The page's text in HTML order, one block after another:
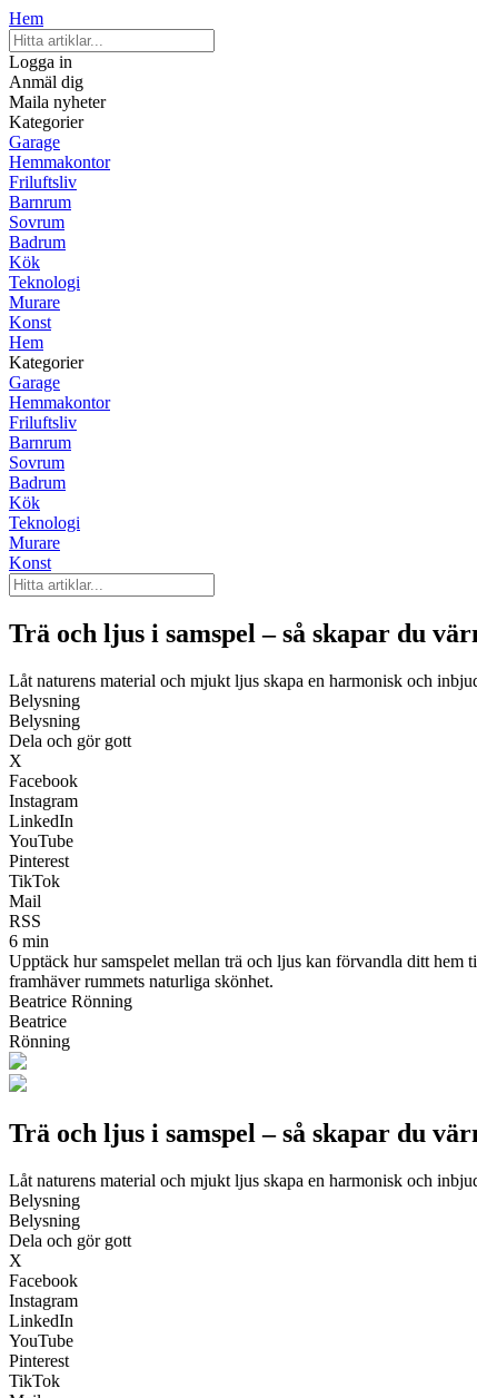
Hem
Logga in
Anmäl dig
Maila nyheter
Kategorier
Garage
Hemmakontor
Friluftsliv
Barnrum
Sovrum
Badrum
Kök
Teknologi
Murare
Konst
Hem
Kategorier
Garage
Hemmakontor
Friluftsliv
Barnrum
Sovrum
Badrum
Kök
Teknologi
Murare
Konst
Trä och ljus i samspel – så skapar du
Låt naturens material och mjukt ljus skapa en harmonisk och
Belysning
Belysning
Dela och gör gott
X
Facebook
Instagram
LinkedIn
YouTube
Pinterest
TikTok
Mail
RSS
6 min
Upptäck hur samspelet mellan trä och ljus kan förvandla ditt
framhäver rummets naturliga skönhet.
Beatrice Rönning
Beatrice
Rönning
Trä och ljus i samspel – så skapar du
Låt naturens material och mjukt ljus skapa en harmonisk och
Belysning
Belysning
Dela och gör gott
X
Facebook
Instagram
LinkedIn
YouTube
Pinterest
TikTok